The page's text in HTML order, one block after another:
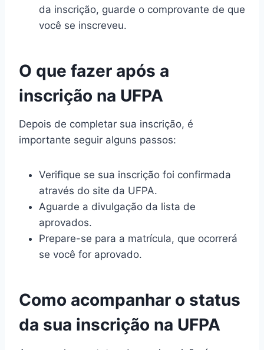
da inscrição, guarde o comprovante de que
você se inscreveu.
O que fazer após a
inscrição na UFPA
Depois de completar sua inscrição, é
importante seguir alguns passos:
Verifique se sua inscrição foi confirmada
através do site da UFPA.
Aguarde a divulgação da lista de
aprovados.
Prepare-se para a matrícula, que ocorrerá
se você for aprovado.
Como acompanhar o status
da sua inscrição na UFPA